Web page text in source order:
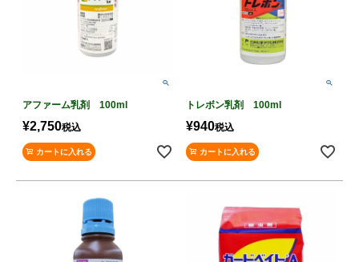
アファーム乳剤 100ml
¥2,750税込
カートに入れる
トレボン乳剤 100ml
¥940税込
カートに入れる